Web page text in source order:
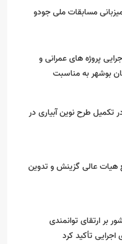
مسابقات ملی جودو
پروژه های عمرانی و
بوشهر به مناسبت
تکمیل طرح نوین آبیاری در
هیات عالی گزینش و‌ تدوین
بر ارتقای توانمندی
اجرایی تأکید کرد